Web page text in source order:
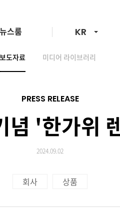
뉴스룸
보도자료 미디어 라이브러리
언어선택
KR
PRESS RELEASE
'한가위
2024.09.02
회사 상품